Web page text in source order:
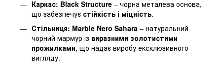
Каркас: Black Structure – чорна металева основа,
що забезпечує стійкість і міцність.
Стільниця: Marble Nero Sahara – натуральний
чорний мармур із виразними золотистими
прожилками, що надає виробу ексклюзивного
вигляду.